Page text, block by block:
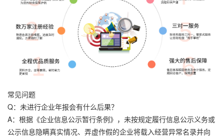
常见问题
Q：未进行企业年报会有什么后果？
A：根据《企业信息公示暂行条例》，未按规定履行信息公示义务或
公示信息隐瞒真实情况、弄虚作假的企业将载入经营异常名录并向